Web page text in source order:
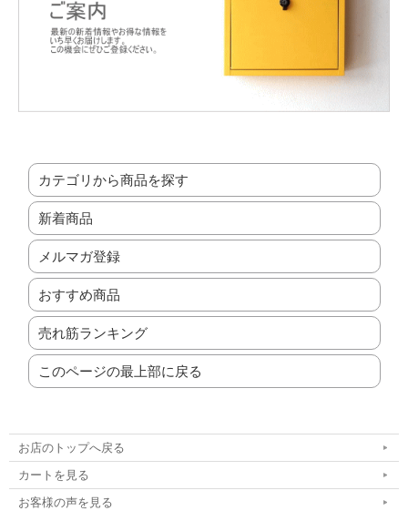
カテゴリから商品を探す
新着商品
メルマガ登録
おすすめ商品
売れ筋ランキング
このページの最上部に戻る
お店のトップへ戻る
カートを見る
お客様の声を見る